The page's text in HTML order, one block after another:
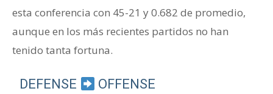
esta conferencia con 45-21 y 0.682 de promedio,
aunque en los más recientes partidos no han
tenido tanta fortuna.
DEFENSE
OFFENSE